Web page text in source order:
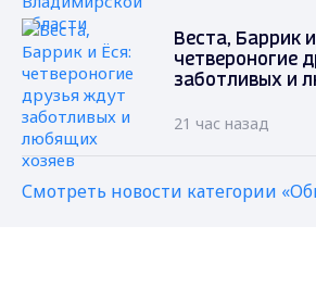
Веста, Баррик
четвероногие
заботливых и
21 час назад
Смотреть новости категории